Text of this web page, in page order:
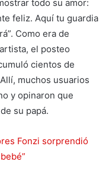
todo su amor:
feliz. Aquí tu guardia
Como era de
el posteo
cientos de
muchos usuarios
y opinaron que
su papá.
Fonzi sorprendió